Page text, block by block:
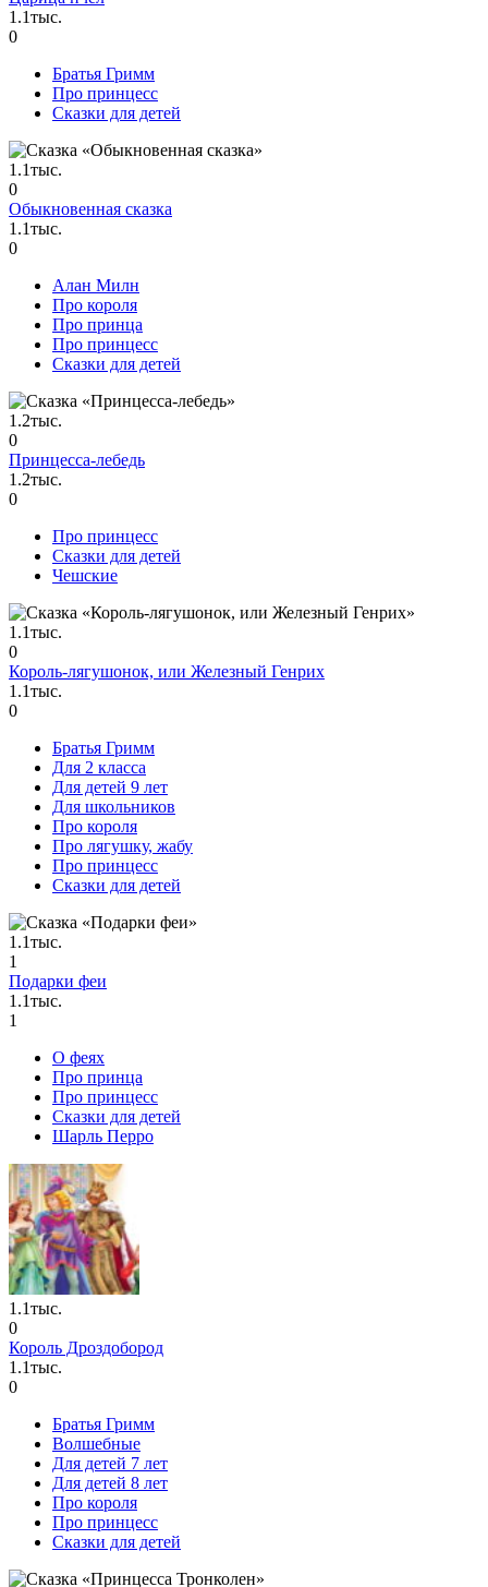
1.1тыс.
0
Братья Гримм
Про принцесс
Сказки для детей
1.1тыс.
0
Обыкновенная сказка
1.1тыс.
0
Алан Милн
Про короля
Про принца
Про принцесс
Сказки для детей
1.2тыс.
0
Принцесса-лебедь
1.2тыс.
0
Про принцесс
Сказки для детей
Чешские
1.1тыс.
0
Король-лягушонок, или Железный Генрих
1.1тыс.
0
Братья Гримм
Для 2 класса
Для детей 9 лет
Для школьников
Про короля
Про лягушку, жабу
Про принцесс
Сказки для детей
1.1тыс.
1
Подарки феи
1.1тыс.
1
О феях
Про принца
Про принцесс
Сказки для детей
Шарль Перро
1.1тыс.
0
Король Дроздобород
1.1тыс.
0
Братья Гримм
Волшебные
Для детей 7 лет
Для детей 8 лет
Про короля
Про принцесс
Сказки для детей